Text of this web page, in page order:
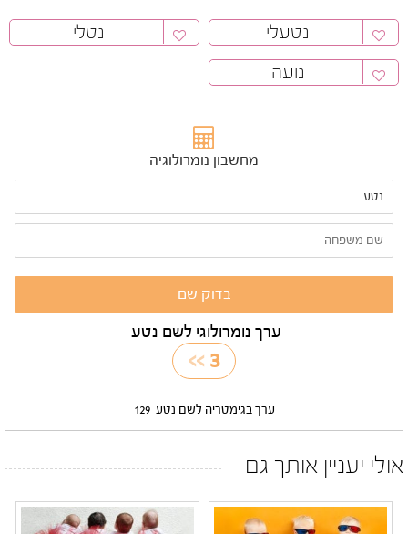
נטעלי
נטלי
נועה
מחשבון נומרולוגיה
ערך נומרולוגי לשם נטע
3
>>
ערך בגימטריה לשם נטע 129
אולי יעניין אותך גם